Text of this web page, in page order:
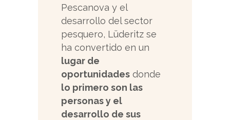
Pescanova y el
desarrollo del sector
pesquero, Lüderitz se
ha convertido en un
lugar de
oportunidades donde
lo primero son las
personas y el
desarrollo de sus